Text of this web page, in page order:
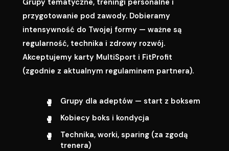
Grupy tematyczne, treningi personalne i
przygotowanie pod zawody. Dobieramy
intensywność do Twojej formy — ważne są
regularność, technika i zdrowy rozwój.
Akceptujemy karty MultiSport i FitProfit
(zgodnie z aktualnym regulaminem partnera).
Grupy dla adeptów — start z boksem
Kobiecy boks i kondycja
Technika, worki, sparing (za zgodą
trenera)